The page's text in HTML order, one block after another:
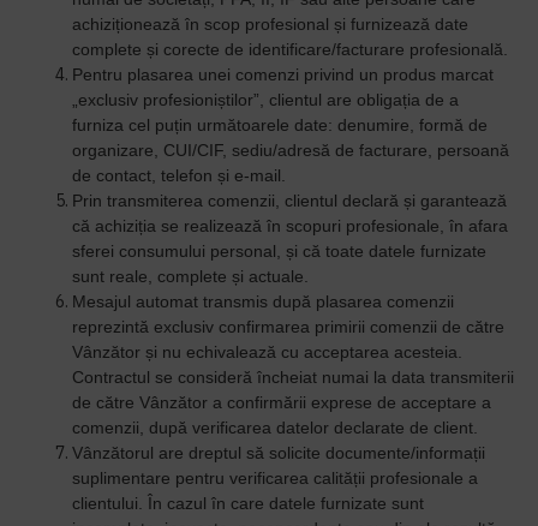
achiziționează în scop profesional și furnizează date
complete și corecte de identificare/facturare profesională.
Pentru plasarea unei comenzi privind un produs marcat
„exclusiv profesioniștilor”, clientul are obligația de a
furniza cel puțin următoarele date: denumire, formă de
organizare, CUI/CIF, sediu/adresă de facturare, persoană
de contact, telefon și e-mail.
Prin transmiterea comenzii, clientul declară și garantează
că achiziția se realizează în scopuri profesionale, în afara
sferei consumului personal, și că toate datele furnizate
sunt reale, complete și actuale.
Mesajul automat transmis după plasarea comenzii
reprezintă exclusiv confirmarea primirii comenzii de către
Vânzător și nu echivalează cu acceptarea acesteia.
Contractul se consideră încheiat numai la data transmiterii
de către Vânzător a confirmării exprese de acceptare a
comenzii, după verificarea datelor declarate de client.
Vânzătorul are dreptul să solicite documente/informații
suplimentare pentru verificarea calității profesionale a
clientului. În cazul în care datele furnizate sunt